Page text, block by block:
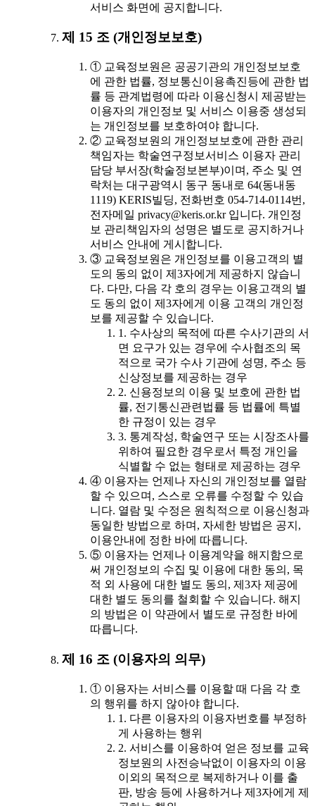
서비스 화면에 공지합니다.
제 15 조 (개인정보보호)
① 교육정보원은 공공기관의 개인정보보호
에 관한 법률, 정보통신이용촉진등에 관한 법
률 등 관계법령에 따라 이용신청시 제공받는
이용자의 개인정보 및 서비스 이용중 생성되
는 개인정보를 보호하여야 합니다.
② 교육정보원의 개인정보보호에 관한 관리
책임자는 학술연구정보서비스 이용자 관리
담당 부서장(학술정보본부)이며, 주소 및 연
락처는 대구광역시 동구 동내로 64(동내동
1119) KERIS빌딩, 전화번호 054-714-0114번,
전자메일 privacy@keris.or.kr 입니다. 개인정
보 관리책임자의 성명은 별도로 공지하거나
서비스 안내에 게시합니다.
③ 교육정보원은 개인정보를 이용고객의 별
도의 동의 없이 제3자에게 제공하지 않습니
다. 다만, 다음 각 호의 경우는 이용고객의 별
도 동의 없이 제3자에게 이용 고객의 개인정
보를 제공할 수 있습니다.
1. 수사상의 목적에 따른 수사기관의 서
면 요구가 있는 경우에 수사협조의 목
적으로 국가 수사 기관에 성명, 주소 등
신상정보를 제공하는 경우
2. 신용정보의 이용 및 보호에 관한 법
률, 전기통신관련법률 등 법률에 특별
한 규정이 있는 경우
3. 통계작성, 학술연구 또는 시장조사를
위하여 필요한 경우로서 특정 개인을
식별할 수 없는 형태로 제공하는 경우
④ 이용자는 언제나 자신의 개인정보를 열람
할 수 있으며, 스스로 오류를 수정할 수 있습
니다. 열람 및 수정은 원칙적으로 이용신청과
동일한 방법으로 하며, 자세한 방법은 공지,
이용안내에 정한 바에 따릅니다.
⑤ 이용자는 언제나 이용계약을 해지함으로
써 개인정보의 수집 및 이용에 대한 동의, 목
적 외 사용에 대한 별도 동의, 제3자 제공에
대한 별도 동의를 철회할 수 있습니다. 해지
의 방법은 이 약관에서 별도로 규정한 바에
따릅니다.
제 16 조 (이용자의 의무)
① 이용자는 서비스를 이용할 때 다음 각 호
의 행위를 하지 않아야 합니다.
1. 다른 이용자의 이용자번호를 부정하
게 사용하는 행위
2. 서비스를 이용하여 얻은 정보를 교육
정보원의 사전승낙없이 이용자의 이용
이외의 목적으로 복제하거나 이를 출
판, 방송 등에 사용하거나 제3자에게 제